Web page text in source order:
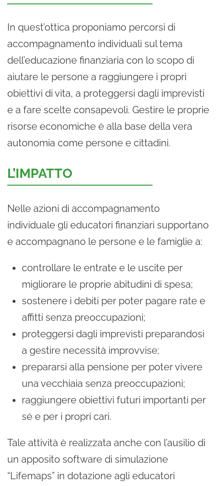
In quest’ottica proponiamo percorsi di
accompagnamento individuali sul tema
dell’educazione finanziaria con lo scopo di
aiutare le persone a raggiungere i propri
obiettivi di vita, a proteggersi dagli imprevisti
e a fare scelte consapevoli. Gestire le proprie
risorse economiche è alla base della vera
autonomia come persone e cittadini.
L’IMPATTO
Nelle azioni di accompagnamento
individuale gli educatori finanziari supportano
e accompagnano le persone e le famiglie a:
controllare le entrate e le uscite per
migliorare le proprie abitudini di spesa;
sostenere i debiti per poter pagare rate e
affitti senza preoccupazioni;
proteggersi dagli imprevisti preparandosi
a gestire necessità improvvise;
prepararsi alla pensione per poter vivere
una vecchiaia senza preoccupazioni;
raggiungere obiettivi futuri importanti per
sé e per i propri cari.
Tale attività è realizzata anche con l’ausilio di
un apposito software di simulazione
“Lifemaps” in dotazione agli educatori